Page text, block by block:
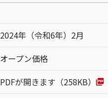
2024年（令和6年）2月
オープン価格
PDFが開きます（258KB）